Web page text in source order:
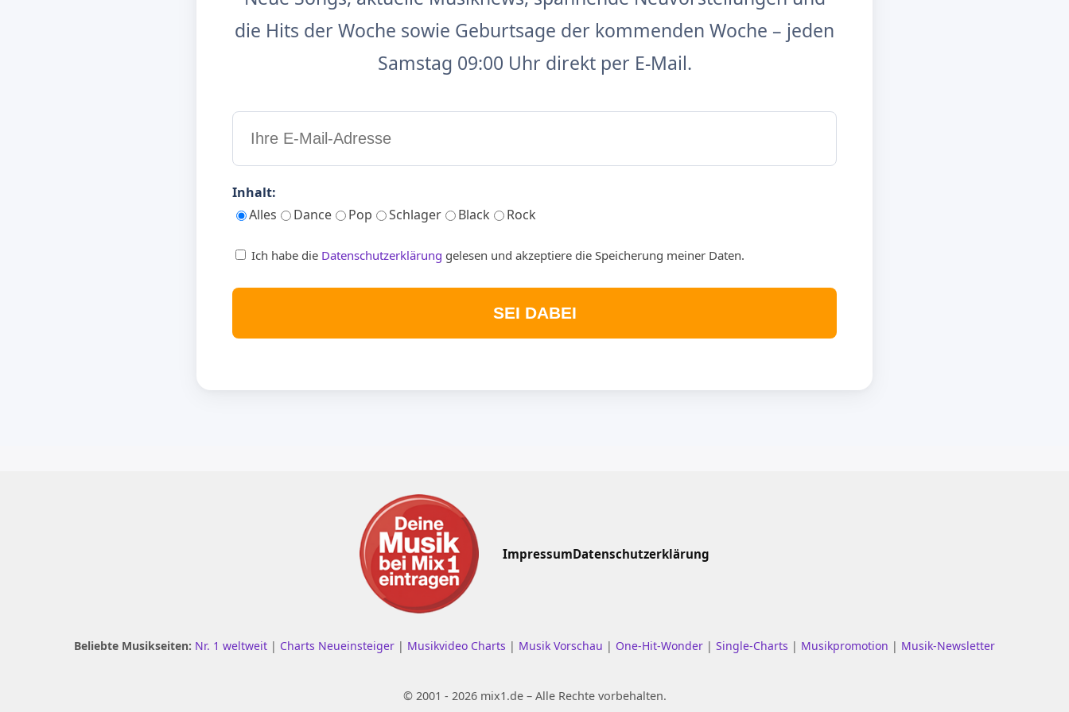
die Hits der Woche sowie Geburtsage der kommenden Woche – jeden
Samstag 09:00 Uhr direkt per E-Mail.
Inhalt:
Alles
Dance Pop Schlager Black Rock
Ich habe die Datenschutzerklärung gelesen und akzeptiere die Speicherung meiner Daten.
SEI DABEI
ImpressumDatenschutzerklärung
Beliebte Musikseiten: Nr. 1 weltweit | Charts Neueinsteiger | Musikvideo Charts | Musik Vorschau | One-Hit-Wonder | Single-Charts | Musikpromotion | Musik-Newsletter
© 2001 - 2026 mix1.de – Alle Rechte vorbehalten.